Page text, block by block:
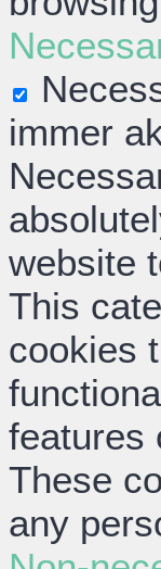
immer
website
This
cookies
features
These
any